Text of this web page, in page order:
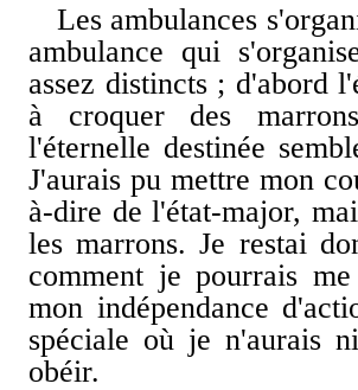
Les ambulances
ambulance qui
assez distincts ; d'abord
à croquer des
l'éternelle destinée
J'aurais pu mettre mon
à-dire de l'état-major,
les marrons. Je restai
comment je pourrais
mon indépendance
spéciale où je n'aurais
obéir.